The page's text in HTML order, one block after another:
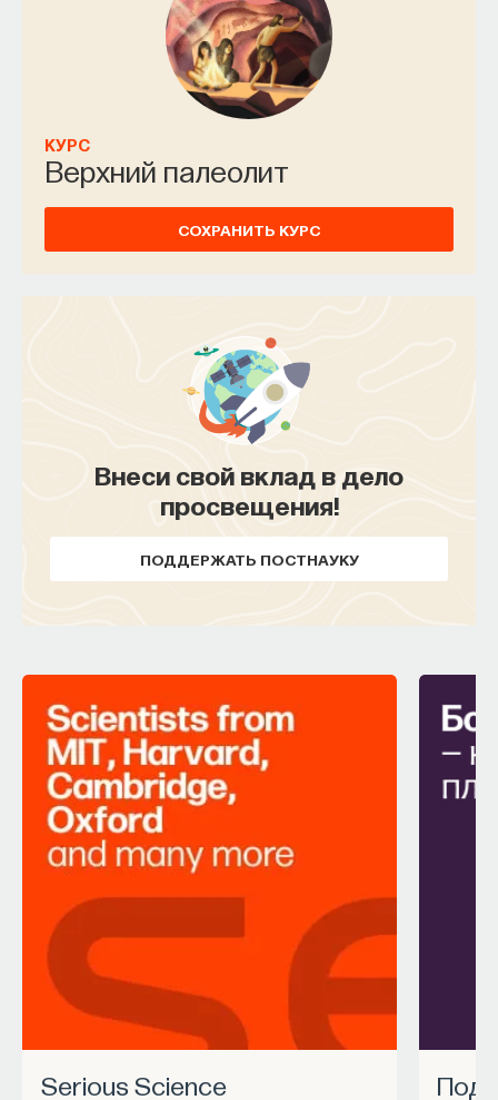
КУРС
Верхний палеолит
СОХРАНИТЬ КУРС
Внеси свой вклад в дело
просвещения!
ПОДДЕРЖАТЬ ПОСТНАУКУ
Serious Science